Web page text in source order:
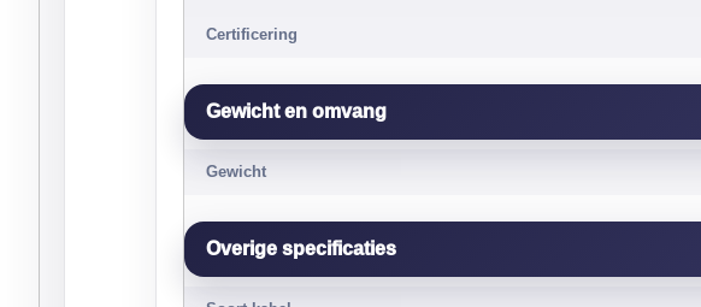
Certificering
Gewicht en omvang
Gewicht
Overige specificaties